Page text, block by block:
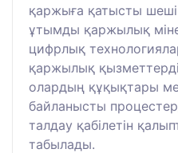
қаржыға қатысты
ұтымды қаржылық
цифрлық
қаржылық
олардың құқықтары
байланысты
талдау қабілетін
табылады.